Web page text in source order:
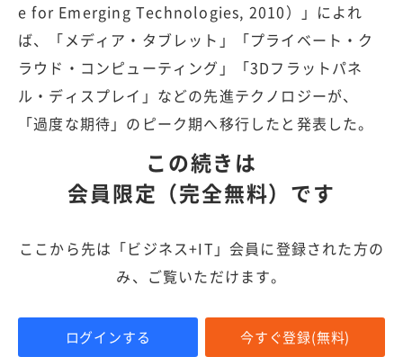
e for Emerging Technologies, 2010）」によれ
ば、「メディア・タブレット」「プライベート・ク
ラウド・コンピューティング」「3Dフラットパネ
ル・ディスプレイ」などの先進テクノロジーが、
「過度な期待」のピーク期へ移行したと発表した。
この続きは
会員限定（完全無料）です
ここから先は「ビジネス+IT」会員に登録された方の
み、ご覧いただけます。
ログインする 今すぐ登録(無料)